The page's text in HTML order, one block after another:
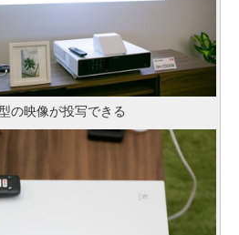
の映像が投写できる